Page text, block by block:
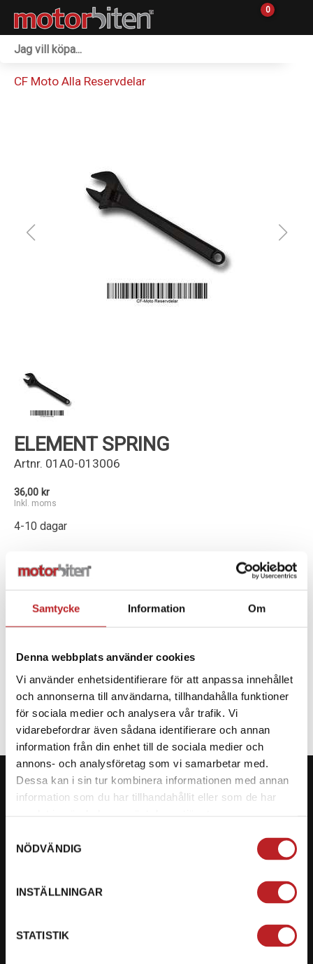
Samtycke Information Om
Denna webbplats använder cookies
Vi använder enhetsidentifierare för att anpassa innehållet
och annonserna till användarna, tillhandahålla funktioner
för sociala medier och analysera vår trafik. Vi
vidarebefordrar även sådana identifierare och annan
information från din enhet till de sociala medier och
annons- och analysföretag som vi samarbetar med.
Dessa kan i sin tur kombinera informationen med annan
information som du har tillhandahållit eller som de har
NÖDVÄNDIG
INSTÄLLNINGAR
STATISTIK
0
Reservdelar
Sprängskisser
CF Moto Alla Reservdelar
ELEMENT SPRING
Artnr. 01A0-013006
36,00 kr
Inkl. moms
4-10 dagar
- +
SPECIFIKATION
Org. nummer: 5566689278